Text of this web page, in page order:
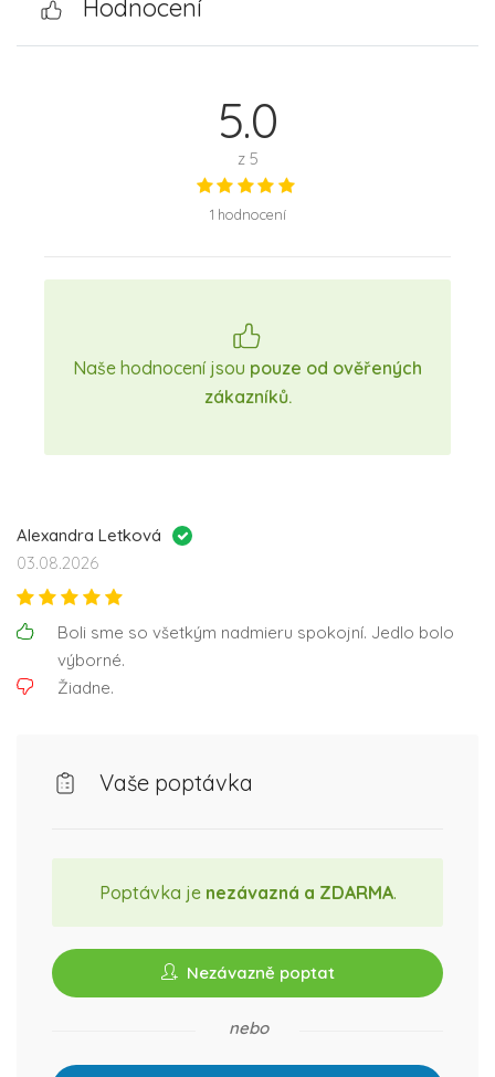
Hodnocení
5.0
z 5
1 hodnocení
Naše hodnocení jsou pouze od ověřených
zákazníků.
Alexandra Letková
03.08.2026
Boli sme so všetkým nadmieru spokojní. Jedlo bolo
výborné.
Žiadne.
Vaše poptávka
Poptávka je nezávazná a ZDARMA.
Nezávazně poptat
nebo